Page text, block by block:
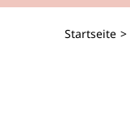
i
Startseite >